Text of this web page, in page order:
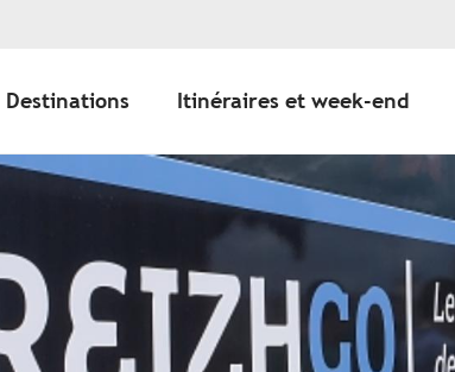
Destinations Itinéraires et week-end